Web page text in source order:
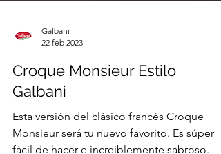
22 feb 2023
Croque Monsieur Estilo
Galbani
Esta versión del clásico francés Croque